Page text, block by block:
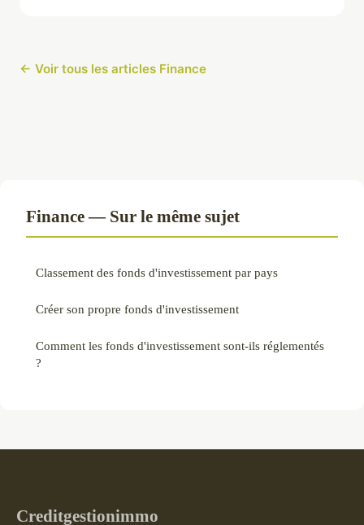
← Voir tous les articles Finance
Finance — Sur le même sujet
Classement des fonds d'investissement par pays
Créer son propre fonds d'investissement
Comment les fonds d'investissement sont-ils réglementés
?
Creditgestionimmo